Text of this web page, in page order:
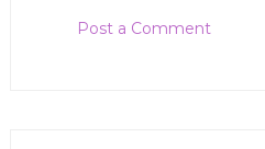
Post a Comment